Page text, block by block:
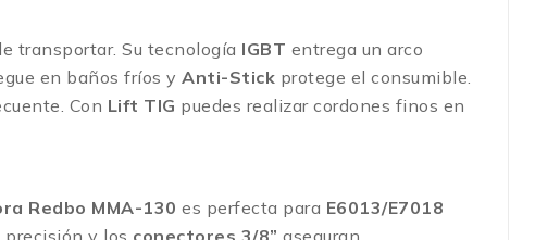
transportar. Su tecnología IGBT entrega un arco
en baños fríos y Anti-Stick protege el consumible.
Con Lift TIG puedes realizar cordones finos en
Redbo MMA-130 es perfecta para E6013/E7018